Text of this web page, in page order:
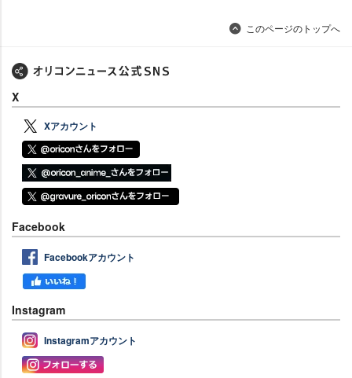
このページのトップへ
X
Xアカウント
Facebook
Facebookアカウント
Instagram
Instagramアカウント